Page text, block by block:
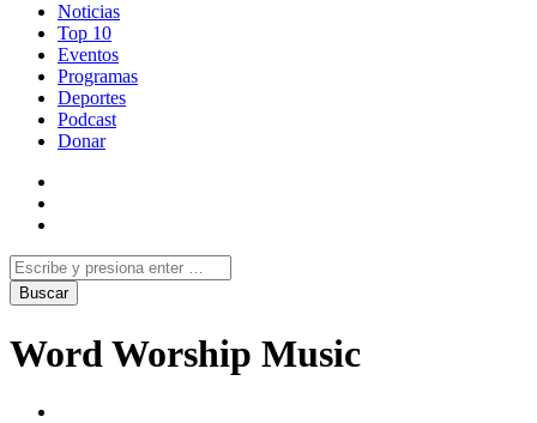
Noticias
Top 10
Eventos
Programas
Deportes
Podcast
Donar
Word Worship Music